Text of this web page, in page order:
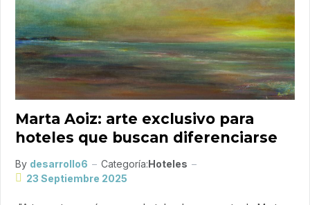
Marta Aoiz: arte exclusivo para
hoteles que buscan diferenciarse
By desarrollo6 Categoría:Hoteles
23 Septiembre 2025